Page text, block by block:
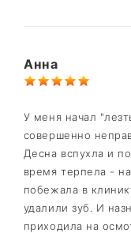
Анна
У меня начал
совершенно
Десна вспухла и
время терпела -
побежала в
удалили зуб. И
приходила на